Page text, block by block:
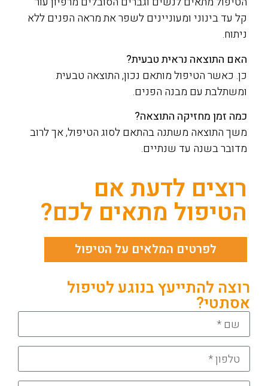
קל עד בינוני ומעוניינים לשפר את מראה הפנים ללא
ניתוח.
האם התוצאה נראית טבעית?
כן. כאשר הטיפול מותאם נכון, התוצאה טבעית
ומשתלבת עם מבנה הפנים.
כמה זמן מחזיקה התוצאה?
משך התוצאה משתנה בהתאם לסוג הטיפול, אך לרוב
מדובר בשנה עד שנתיים.
רוצים לדעת אם
הטיפול מתאים לכם?
לפרטים המלאים על הטיפול
רוצה להתייעץ בנוגע לטיפול
אסתטי?